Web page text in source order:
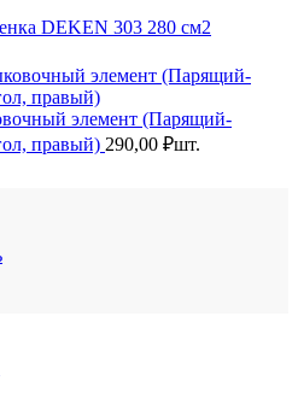
DEKEN 303 280 см2
элемент (Парящий-
правый) 290,00 ₽шт.